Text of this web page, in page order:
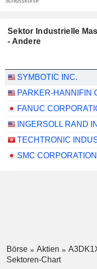
Sektor Industrielle
- Andere
SYMBOTIC INC.
FANUC
INGERSOLL RAND
SMC CORPORATION
Börse Aktien
Sektoren-Chart